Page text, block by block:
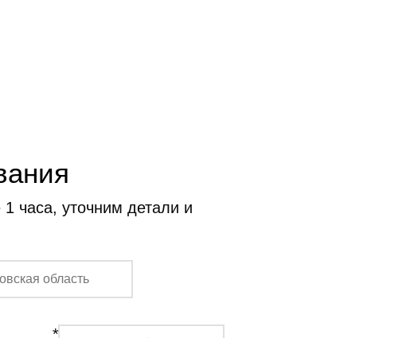
часа, уточним детали и
*